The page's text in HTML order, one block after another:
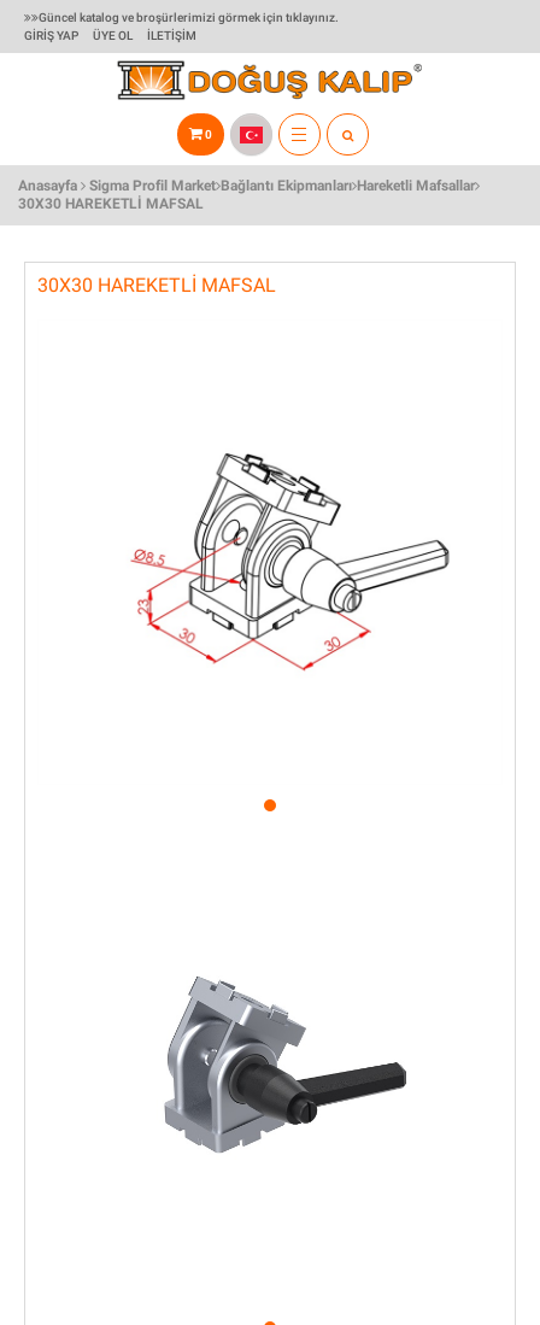
Güncel katalog ve broşürlerimizi görmek için tıklayınız.
GIRIŞ YAP
ÜYE OL İLETIŞIM
0
TOGGLE
NAVIGATION
Anasayfa Sigma Profil Market Bağlantı Ekipmanları Hareketli Mafsallar
30X30 HAREKETLI MAFSAL
30X30 HAREKETLI MAFSAL